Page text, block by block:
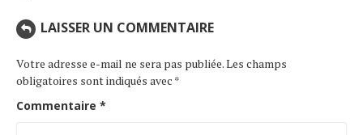
LAISSER UN COMMENTAIRE
Votre adresse e-mail ne sera pas publiée.Les champs
obligatoires sont indiqués avec *
Commentaire *